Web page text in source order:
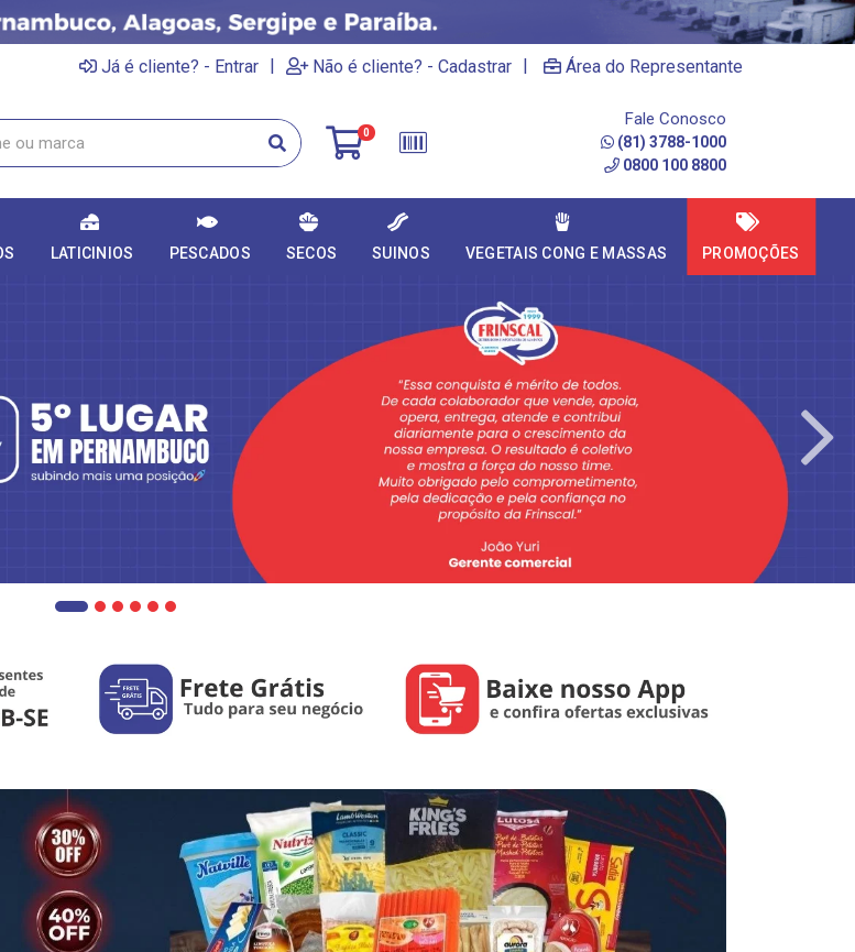
Já é cliente? - Entrar | Não é cliente? - Cadastrar | Área do Representante
0
Fale Conosco
(81) 3788-1000
0800 100 8800
LATICINIOS PESCADOS SECOS SUINOS VEGETAIS CONG E MASSAS PROMOÇÕES